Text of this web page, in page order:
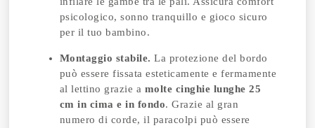
psicologico, sonno tranquillo e gioco sicuro
per il tuo bambino.
Montaggio stabile. La protezione del bordo
può essere fissata esteticamente e fermamente
al lettino grazie a molte cinghie lunghe 25
cm in cima e in fondo. Grazie al gran
numero di corde, il paracolpi può essere